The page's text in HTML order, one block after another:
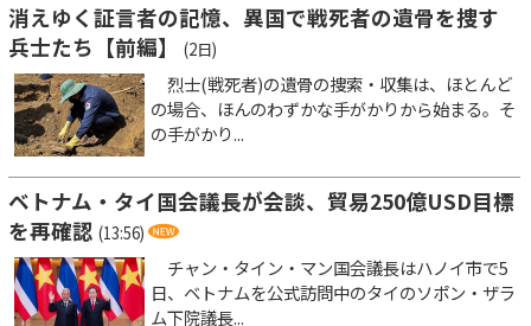
消えゆく証言者の記憶、異国で戦死者の遺骨を捜す
兵士たち【前編】
(2日)
烈士(戦死者)の遺骨の捜索・収集は、ほとんど
の場合、ほんのわずかな手がかりから始まる。そ
の手がかり...
ベトナム・タイ国会議長が会談、貿易250億USD目標
を再確認 (13:56)
チャン・タイン・マン国会議長はハノイ市で5
日、ベトナムを公式訪問中のタイのソポン・ザラ
ム下院議長...